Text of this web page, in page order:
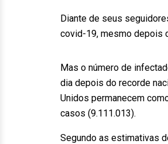
Diante de seus
covid-19, mesmo depois
Mas o número de
dia depois do recorde
Unidos permanecem
casos (9.111.013).
Segundo as estimativas